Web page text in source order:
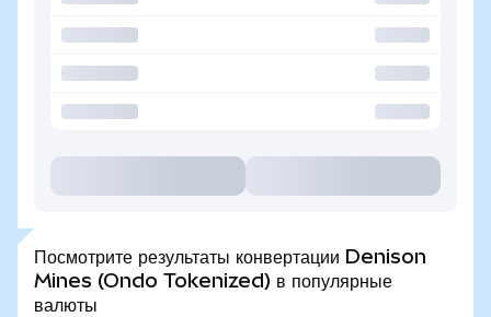
Посмотрите результаты конвертации Denison
Mines (Ondo Tokenized) в популярные
валюты